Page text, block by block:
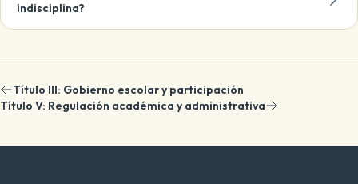
indisciplina?
Título III: Gobierno escolar y participación
Título V: Regulación académica y administrativa